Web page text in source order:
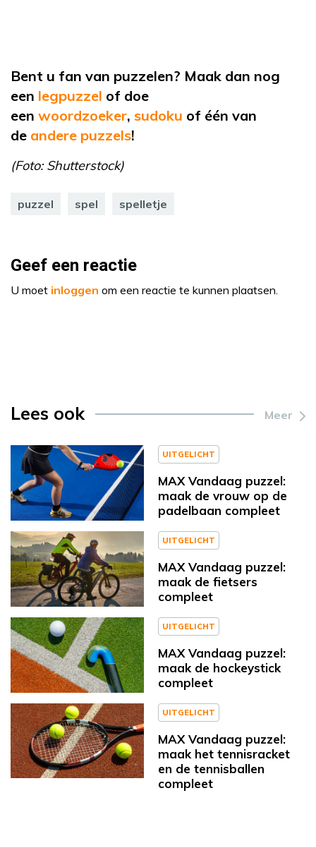
Bent u fan van puzzelen? Maak dan nog
een legpuzzel of doe
een woordzoeker, sudoku of één van
de andere puzzels!
(Foto: Shutterstock)
puzzel spel spelletje
Geef een reactie
U moet inloggen om een reactie te kunnen plaatsen.
Lees ook Meer
UITGELICHT
MAX Vandaag puzzel:
maak de vrouw op de
padelbaan compleet
UITGELICHT
MAX Vandaag puzzel:
maak de fietsers
compleet
UITGELICHT
MAX Vandaag puzzel:
maak de hockeystick
compleet
UITGELICHT
MAX Vandaag puzzel:
maak het tennisracket
en de tennisballen
compleet